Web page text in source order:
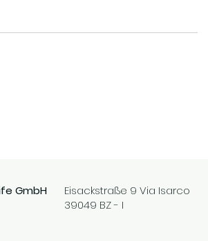
GmbH
Eisackstraße 9 Via Isarco
39049 BZ - I